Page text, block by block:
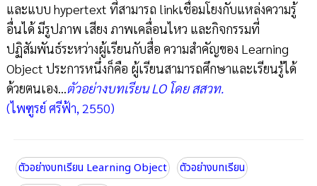
และแบบ hypertext ที่สามารถ linkเชื่อมโยงกับแหล่งความรู้
อื่นได้ มีรูปภาพ เสียง ภาพเคลื่อนไหว และกิจกรรมที่
ปฏิสัมพันธ์ระหว่างผู้เรียนกับสื่อ ความสำคัญของ Learning
Object ประการหนึ่งก็คือ ผู้เรียนสามารถศึกษาและเรียนรู้ได้
ด้วยตนเอง...ตัวอย่างบทเรียน LO โดย สสวท.
(ไพฑูรย์ ศรีฟ้า, 2550)
ตัวอย่างบทเรียน Learning Object
ตัวอย่างบทเรียน